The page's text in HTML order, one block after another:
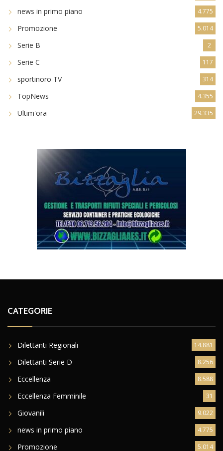
news in primo piano 4.775
Promozione 5.014
Serie B 2
Serie C 117
sportinoro TV 314
TopNews 4.355
Ultim'ora 29.335
CATEGORIE
Dilettanti Regionali 14.881
Dilettanti Serie D 8.256
Eccellenza 8.588
Eccellenza Femminile 31
Giovanili 9.022
news in primo piano 4.775
Promozione 5.014